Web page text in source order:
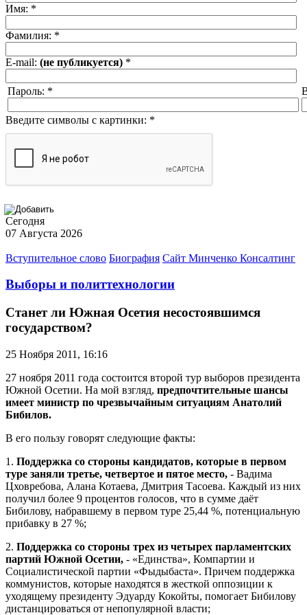
Имя: *
Фамилия: *
E-mail: (не публикуется) *
Пароль: *
Введите символы с картинки: *
Сегодня
07 Августа 2026
Вступительное слово Биография Сайт Минченко Консалтинг
Выборы и политтехнологии
Станет ли Южная Осетия несостоявшимся
государством?
25 Ноября 2011, 16:16
27 ноября 2011 года состоится второй тур выборов президента
Южной Осетии. На мой взгляд, предпочтительные шансы
имеет министр по чрезвычайным ситуациям Анатолий
Бибилов.
В его пользу говорят следующие факты:
1. Поддержка со стороны кандидатов, которые в первом
туре заняли третье, четвертое и пятое место, - Вадима
Цховребова, Алана Котаева, Дмитрия Тасоева. Каждый из них
получил более 9 процентов голосов, что в сумме даёт
Бибилову, набравшему в первом туре 25,44 %, потенциальную
прибавку в 27 %;
2. Поддержка со стороны трех из четырех парламентских
партий Южной Осетии, - «Единства», Компартии и
Социалистической партии «Фыдыбаста». Причем поддержка
коммунистов, которые находятся в жесткой оппозиции к
уходящему президенту Эдуарду Кокойты, помогает Бибилову
дистанцироваться от непопулярной власти;